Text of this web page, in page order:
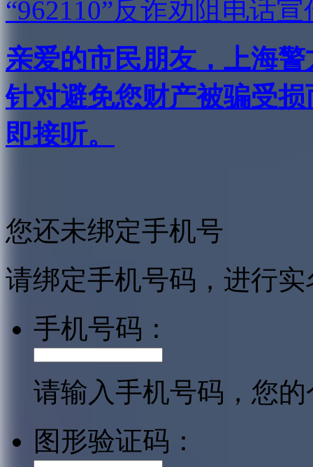
“962110”反诈劝阻电话宣
亲爱的市民朋友，上海
针对避免您财产被骗受
即接听。
您还未绑定手机号
请绑定手机号码，进行
手机号码：
请输入手机号码，您
图形验证码：